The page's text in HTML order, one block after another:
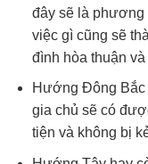
đây sẽ là phương
việc gì cũng sẽ
đình hòa thuận
Hướng Đông
gia chủ sẽ có
tiện và không bị